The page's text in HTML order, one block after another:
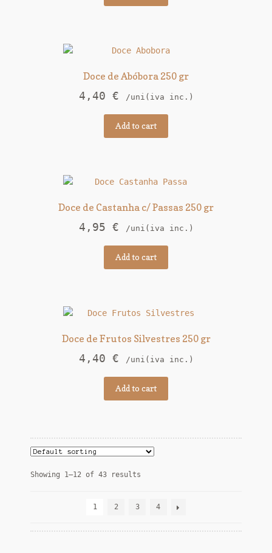
Doce de Abóbora 250 gr
4,40 € /uni(iva inc.)
Add to cart
Doce de Castanha c/ Passas 250 gr
4,95 € /uni(iva inc.)
Add to cart
Doce de Frutos Silvestres 250 gr
4,40 € /uni(iva inc.)
Add to cart
Showing 1–12 of 43 results
1 2 3 4